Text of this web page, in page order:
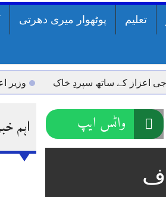
تعلیم پوٹھوار میری دھرتی
کے ساتھ سپردِ خاک وزیر
اہم واٹس ایپ